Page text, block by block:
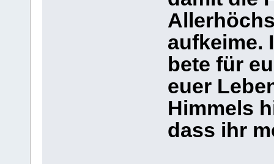
aufkeime.
bete für
euer
Himmels
dass ihr